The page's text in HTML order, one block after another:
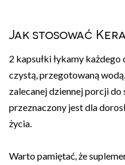
Jak stosować
2 kapsułki łykamy
czystą, przegotowaną
zalecanej dziennej porcji do
przeznaczony jest dla
życia.
Warto pamiętać, że